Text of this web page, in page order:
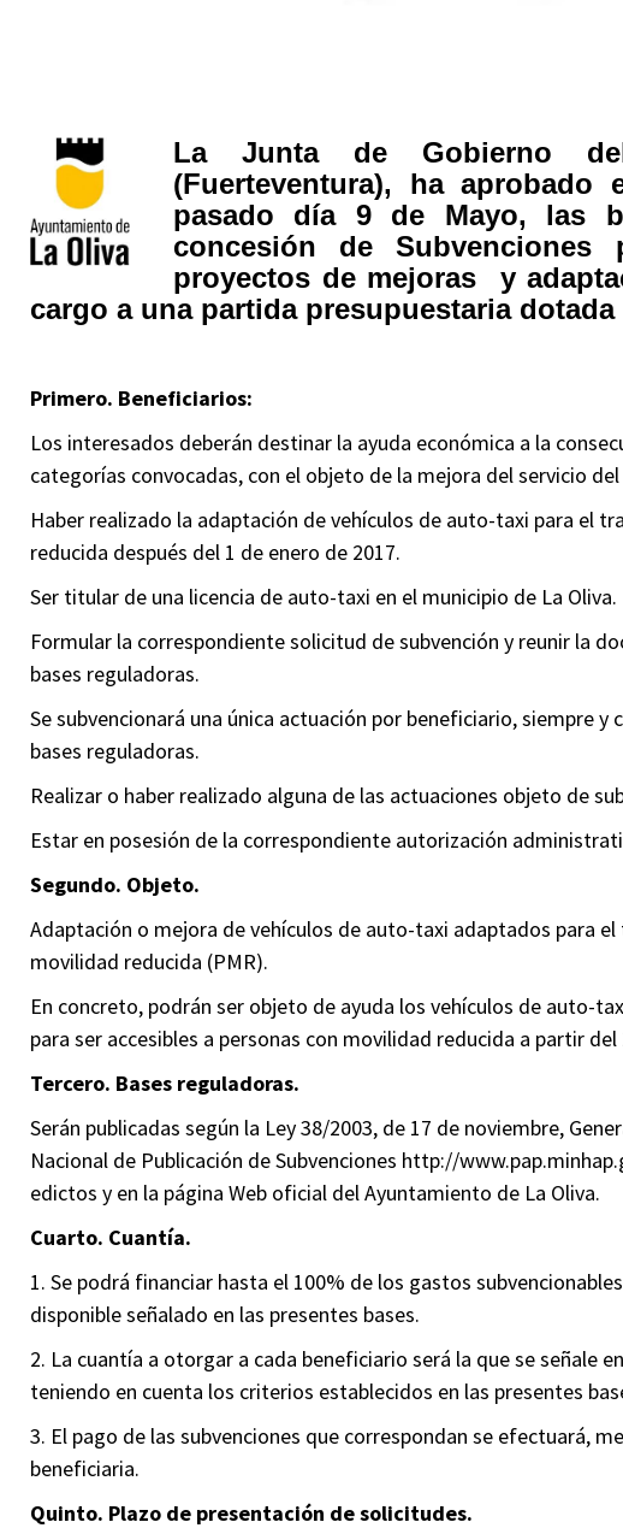
La Junta de Gobierno
(Fuerteventura), ha aprobado
pasado día 9 de Mayo, las
concesión de
proyectos de mejoras y
cargo a una partida presupuestaria dotada
Primero. Beneficiarios:
Los interesados deberán destinar la ayuda económica a la
categorías convocadas, con el objeto de la mejora del servicio
Haber realizado la adaptación de vehículos de auto-taxi para el
reducida después del 1 de enero de 2017.
Ser titular de una licencia de auto-taxi en el municipio de La Oliva.
Formular la correspondiente solicitud de subvención y reunir la
bases reguladoras.
Se subvencionará una única actuación por beneficiario, siempre
bases reguladoras.
Realizar o haber realizado alguna de las actuaciones objeto de
Estar en posesión de la correspondiente autorización
Segundo. Objeto.
Adaptación o mejora de vehículos de auto-taxi adaptados para
movilidad reducida (PMR).
En concreto, podrán ser objeto de ayuda los vehículos de auto-
para ser accesibles a personas con movilidad reducida a partir del
Tercero. Bases reguladoras.
Serán publicadas según la Ley 38/2003, de 17 de noviembre,
Nacional de Publicación de Subvenciones http://
edictos y en la página Web oficial del Ayuntamiento de La Oliva.
Cuarto. Cuantía.
1. Se podrá financiar hasta el 100% de los gastos
disponible señalado en las presentes bases.
2. La cuantía a otorgar a cada beneficiario será la que se señale
teniendo en cuenta los criterios establecidos en las presentes
3. El pago de las subvenciones que correspondan se efectuará,
beneficiaria.
Quinto. Plazo de presentación de solicitudes.